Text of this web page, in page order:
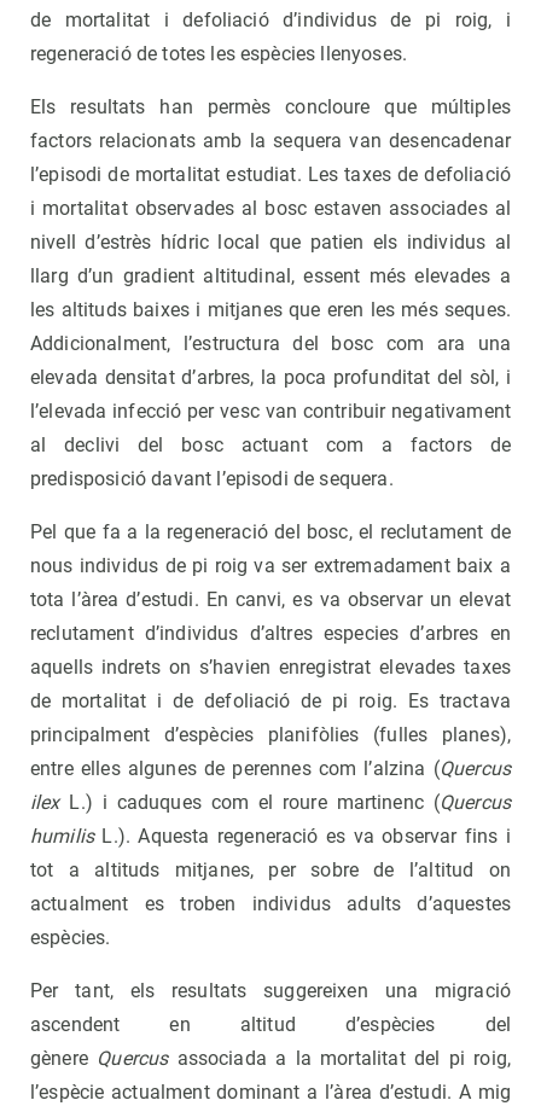
de mortalitat i defoliació d’individus de pi roig, i
regeneració de totes les espècies llenyoses.
Els resultats han permès concloure que múltiples
factors relacionats amb la sequera van desencadenar
l’episodi de mortalitat estudiat. Les taxes de defoliació
i mortalitat observades al bosc estaven associades al
nivell d’estrès hídric local que patien els individus al
llarg d’un gradient altitudinal, essent més elevades a
les altituds baixes i mitjanes que eren les més seques.
Addicionalment, l’estructura del bosc com ara una
elevada densitat d’arbres, la poca profunditat del sòl, i
l’elevada infecció per vesc van contribuir negativament
al declivi del bosc actuant com a factors de
predisposició davant l’episodi de sequera.
Pel que fa a la regeneració del bosc, el reclutament de
nous individus de pi roig va ser extremadament baix a
tota l’àrea d’estudi. En canvi, es va observar un elevat
reclutament d’individus d’altres especies d’arbres en
aquells indrets on s’havien enregistrat elevades taxes
de mortalitat i de defoliació de pi roig. Es tractava
principalment d’espècies planifòlies (fulles planes),
entre elles algunes de perennes com l’alzina (Quercus
ilexL.) i caduques com el roure martinenc (Quercus
humilisL.). Aquesta regeneració es va observar fins i
tot a altituds mitjanes, per sobre de l’altitud on
actualment es troben individus adults d’aquestes
espècies.
Per tant, els resultats suggereixen una migració
ascendent en altitud d’espècies del
gènere Quercusassociada a la mortalitat del pi roig,
l’espècie actualment dominant a l’àrea d’estudi. A mig